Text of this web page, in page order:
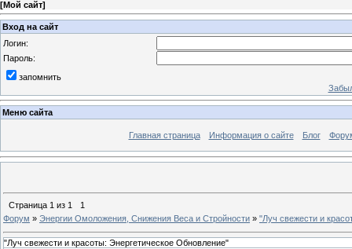
[Мой сайт]
Вход на сайт
Логин:
Пароль:
запомнить
Меню сайта
Главная страница Информация о сайте Блог
Страница 1 из 1
1
Форум » Энергии Омоложения, Снижения Веса и Стройности » "Луч свежести и
"Луч свежести и красоты: Энергетическое Обновление"